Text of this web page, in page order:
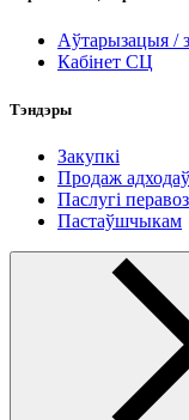
Аўтарызацыя /
Кабінет СЦ
Тэндэры
Закупкі
Продаж адходаў
Паслугі
Пастаўшчыкам